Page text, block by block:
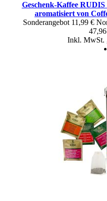
Geschenk-Kaffee
aromatisiert von
Sonderangebot 11,99 €
Inkl. MwSt.